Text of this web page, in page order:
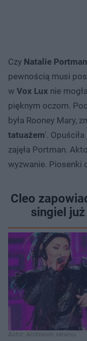
Czy Natalie Portman
pewnością musi
w Vox Lux nie
pięknym oczom.
była Rooney Mary,
tatuażem'.
zajęła Portman.
wyzwanie. Piosenki
Cleo
singiel
Autor: Archiwum serwisu